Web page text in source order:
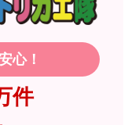
ども充実してい
プの一つです。
心！
件